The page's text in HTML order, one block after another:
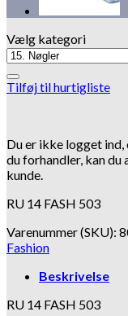
Vælg kategori
Tilføj til hurtigliste
Du er ikke logget
du forhandler, kan
kunde.
RU 14 FASH 503
Varenummer (SKU):
Fashion
Beskrivelse
RU 14 FASH 503